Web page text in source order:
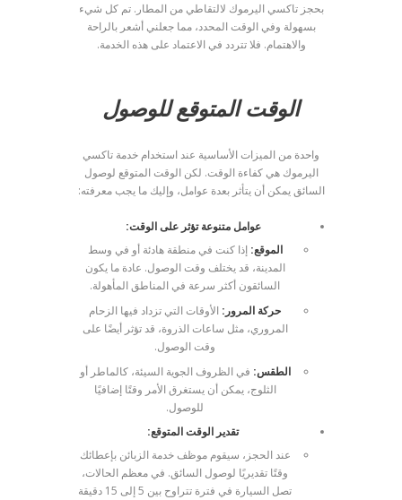
بحجز تاكسي اليرموك لالتقاطي من المطار. تم كل شيء
بسهولة وفي الوقت المحدد، مما جعلني أشعر بالراحة
والاهتمام. فلا تتردد في الاعتماد على هذه الخدمة.
الوقت المتوقع للوصول
واحدة من الميزات الأساسية عند استخدام خدمة تاكسي
اليرموك هي كفاءة الوقت. لكن الوقت المتوقع لوصول
السائق يمكن أن يتأثر بعدة عوامل، وإليك ما يجب معرفته:
عوامل متنوعة تؤثر على الوقت:
الموقع: إذا كنت في منطقة هادئة أو في وسط
المدينة، قد يختلف وقت الوصول. عادة ما يكون
السائقون أكثر سرعة في المناطق المأهولة.
حركة المرور: الأوقات التي تزداد فيها الزحام
المروري، مثل ساعات الذروة، قد تؤثر أيضًا على
وقت الوصول.
الطقس: في الظروف الجوية السيئة، كالماطر أو
الثلوج، يمكن أن يستغرق الأمر وقتًا إضافيًا
للوصول.
تقدير الوقت المتوقع:
عند الحجز، سيقوم موظف خدمة الزبائن بإعطائك
وقتًا تقديريًا لوصول السائق. في معظم الحالات،
تصل السيارة في فترة تتراوح بين 5 إلى 15 دقيقة